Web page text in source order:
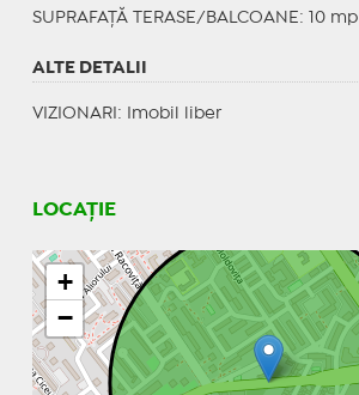
SUPRAFAȚĂ TERASE/BALCOANE: 10 mp
ALTE DETALII
VIZIONARI : Imobil liber
LOCAȚIE
+
−